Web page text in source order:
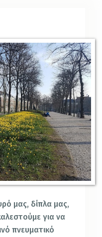
μας, δίπλα μας,
για να
πνευματικό